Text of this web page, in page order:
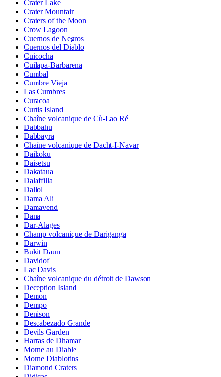
Crater Lake
Crater Mountain
Craters of the Moon
Crow Lagoon
Cuernos de Negros
Cuernos del Diablo
Cuicocha
Cuilapa-Barbarena
Cumbal
Cumbre Vieja
Las Cumbres
Curacoa
Curtis Island
Chaîne volcanique de Cù-Lao Ré
Dabbahu
Dabbayra
Chaîne volcanique de Dacht-I-Navar
Daikoku
Daisetsu
Dakataua
Dalaffilla
Dallol
Dama Ali
Damavend
Dana
Dar-Alages
Champ volcanique de Dariganga
Darwin
Bukit Daun
Davidof
Lac Davis
Chaîne volcanique du détroit de Dawson
Deception Island
Demon
Dempo
Denison
Descabezado Grande
Devils Garden
Harras de Dhamar
Morne au Diable
Morne Diablotins
Diamond Craters